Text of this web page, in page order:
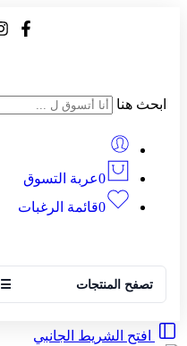
ابحث هنا
0عربة التسوق
0قائمة الرغبات
تصفح المنتجات ☰
افتح الشريط الجانبي